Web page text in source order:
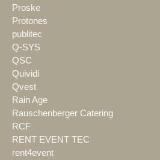
Proske
Protones
publitec
Q-SYS
QSC
Quividi
Qvest
Rain Age
Rauschenberger Catering
RCF
RENT EVENT TEC
rent4event